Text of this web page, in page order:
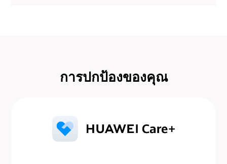
การปกป้องของคุณ